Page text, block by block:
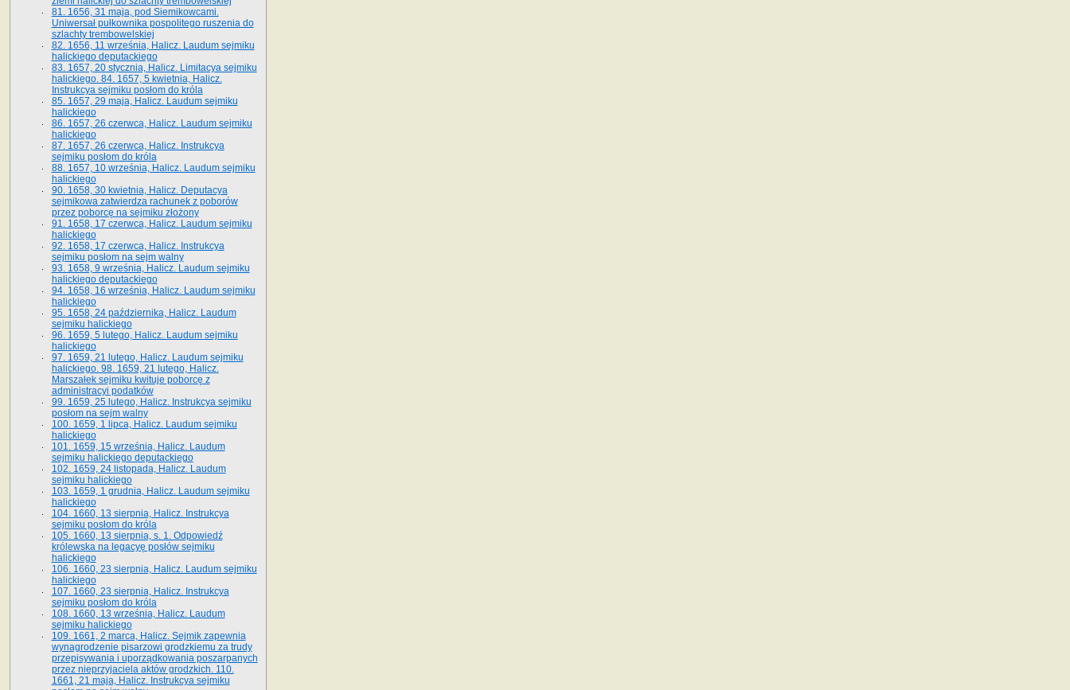
81. 1656, 31 maja, pod Siemikowcami.
Uniwersał pułkownika pospolitego ruszenia do
szlachty trembowelskiej
82. 1656, 11 września, Halicz. Laudum sejmiku
halickiego deputackiego
83. 1657, 20 stycznia, Halicz. Limitacya sejmiku
halickiego. 84. 1657, 5 kwietnia, Halicz.
Instrukcya sejmiku posłom do króla
85. 1657, 29 maja, Halicz. Laudum sejmiku
halickiego
86. 1657, 26 czerwca, Halicz. Laudum sejmiku
halickiego
87. 1657, 26 czerwca, Halicz. Instrukcya
sejmiku posłom do króla
88. 1657, 10 września, Halicz. Laudum sejmiku
halickiego
90. 1658, 30 kwietnia, Halicz. Deputacya
sejmikowa zatwierdza rachunek z poborów
przez poborcę na sejmiku złożony
91. 1658, 17 czerwca, Halicz. Laudum sejmiku
halickiego
92. 1658, 17 czerwca, Halicz. Instrukcya
sejmiku posłom na sejm walny
93. 1658, 9 września, Halicz. Laudum sejmiku
halickiego deputackiego
94. 1658, 16 września, Halicz. Laudum sejmiku
halickiego
95. 1658, 24 października, Halicz. Laudum
sejmiku halickiego
96. 1659, 5 lutego, Halicz. Laudum sejmiku
halickiego
97. 1659, 21 lutego, Halicz. Laudum sejmiku
halickiego. 98. 1659, 21 lutego, Halicz.
Marszałek sejmiku kwituje poborcę z
administracyi podatków
99. 1659, 25 lutego, Halicz. Instrukcya sejmiku
posłom na sejm walny
100. 1659, 1 lipca, Halicz. Laudum sejmiku
halickiego
101. 1659, 15 września, Halicz. Laudum
sejmiku halickiego deputackiego
102. 1659, 24 listopada, Halicz. Laudum
sejmiku halickiego
103. 1659, 1 grudnia, Halicz. Laudum sejmiku
halickiego
104. 1660, 13 sierpnia, Halicz. Instrukcya
sejmiku posłom do króla
105. 1660, 13 sierpnia, s. 1. Odpowiedź
królewska na legacyę posłów sejmiku
halickiego
106. 1660, 23 sierpnia, Halicz. Laudum sejmiku
halickiego
107. 1660, 23 sierpnia, Halicz. Instrukcya
sejmiku posłom do króla
108. 1660, 13 września, Halicz. Laudum
sejmiku halickiego
109. 1661, 2 marca, Halicz. Sejmik zapewnia
wynagrodzenie pisarzowi grodzkiemu za trudy
przepisywania i uporządkowania poszarpanych
przez nieprzyjaciela aktów grodzkich. 110.
1661, 21 maja, Halicz. Instrukcya sejmiku